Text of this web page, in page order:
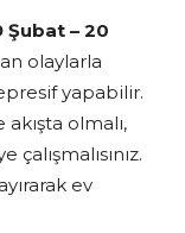
Şubat – 20
olaylarla
yapabilir.
olmalı,
ev